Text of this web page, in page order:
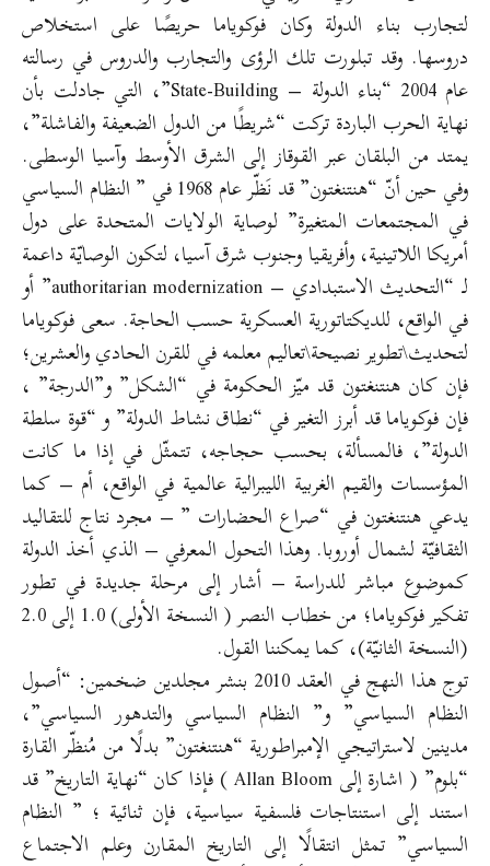
لتجارب بناء الدولة وكان فوكوياما حريصًا على استخلاص
دروسها. وقد تبلورت تلك الرؤى والتجارب والدروس في رسالته
عام 2004 “بناء الدولة – State-Building”، التي جادلت بأن
نهاية الحرب الباردة تركت “شريطًا من الدول الضعيفة والفاشلة”،
يمتد من البلقان عبر القوقاز إلى الشرق الأوسط وآسيا الوسطى.
وفي حين أنّ “هنتنغتون” قد نَظّر عام 1968 في ” النظام السياسي
في المجتمعات المتغيرة” لوصاية الولايات المتحدة على دول
أمريكا اللاتينية، وأفريقيا وجنوب شرق آسيا، لتكون الوصايّة داعمة
لـ “التحديث الاستبدادي – authoritarian modernization” أو
في الواقع، للديكتاتورية العسكرية حسب الحاجة. سعى فوكوياما
لتحديث\تطوير نصيحة\تعاليم معلمه في للقرن الحادي والعشرين؛
فإن كان هنتنغتون قد ميّز الحكومة في “الشكل” و”الدرجة” ،
فإن فوكوياما قد أبرز التغير في “نطاق نشاط الدولة” و “قوة سلطة
الدولة”، فالمسألة، بحسب حجاجه، تتمثّل في إذا ما كانت
المؤسسات والقيم الغربية الليبرالية عالمية في الواقع، أم – كما
يدعي هنتنغتون في “صراع الحضارات ” – مجرد نتاج للتقاليد
الثقافيّة لشمال أوروبا. وهذا التحول المعرفي – الذي أخذ الدولة
كموضوع مباشر للدراسة – أشار إلى مرحلة جديدة في تطور
تفكير فوكوياما؛ من خطاب النصر ( النسخة الأولى) 1.0 إلى 2.0
(النسخة الثانيّة)، كما يمكننا القول.
توج هذا النهج في العقد 2010 بنشر مجلدين ضخمين: “أصول
النظام السياسي” و” النظام السياسي والتدهور السياسي”،
مدينين لاستراتيجي الإمبراطورية “هنتنغتون” بدلًا من مُنظّر القارة
“بلوم” ( اشارة إلى Allan Bloom ) فإذا كان “نهاية التاريخ” قد
استند إلى استنتاجات فلسفية سياسية، فإن ثنائية ؛ ” النظام
السياسي” تمثل انتقالًا إلى التاريخ المقارن وعلم الاجتماع